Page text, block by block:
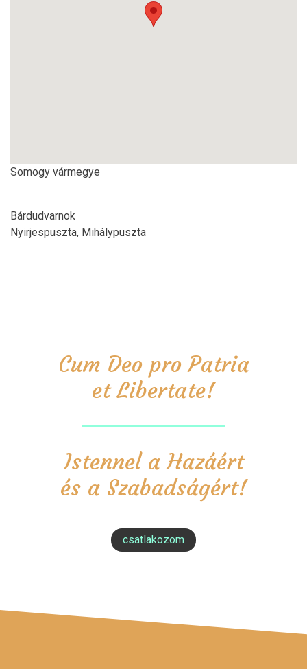
Somogy vármegye
Bárdudvarnok
Nyirjespuszta, Mihálypuszta
Cum Deo pro Patria
et Libertate!
Istennel a Hazáért
és a Szabadságért!
csatlakozom